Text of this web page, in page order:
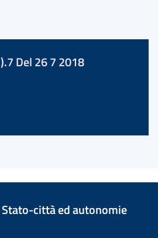
Del 26 7 2018
Stato-città ed autonomie